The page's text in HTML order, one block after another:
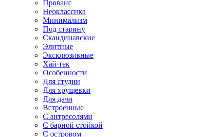
Прованс
Неоклассика
Минимализм
Под старину
Скандинавские
Элитные
Эксклюзивные
Хай-тек
Особенности
Для студии
Для хрущевки
Для дачи
Встроенные
С антресолями
С барной стойкой
С островом